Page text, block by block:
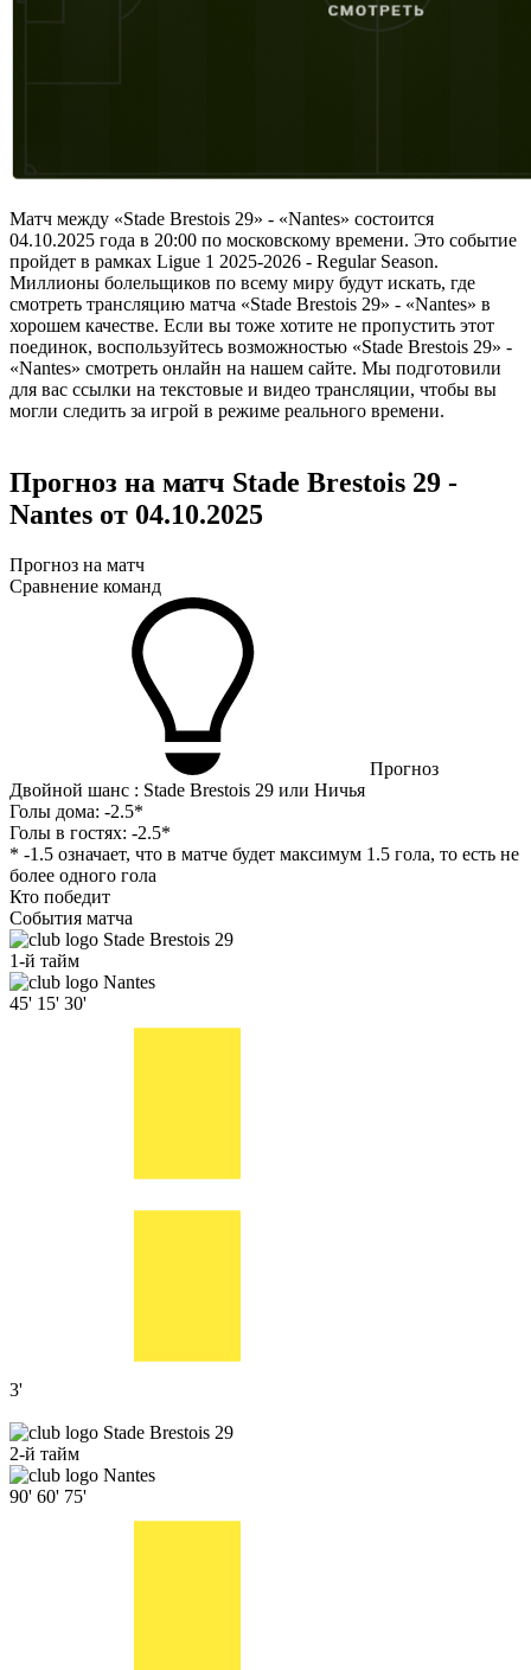
Матч между «Stade Brestois 29» - «Nantes» состоится
04.10.2025 года в 20:00 по московскому времени. Это событие
пройдет в рамках Ligue 1 2025-2026 - Regular Season.
Миллионы болельщиков по всему миру будут искать, где
смотреть трансляцию матча «Stade Brestois 29» - «Nantes» в
хорошем качестве. Если вы тоже хотите не пропустить этот
поединок, воспользуйтесь возможностью «Stade Brestois 29» -
«Nantes» смотреть онлайн на нашем сайте. Мы подготовили
для вас ссылки на текстовые и видео трансляции, чтобы вы
могли следить за игрой в режиме реального времени.
Прогноз на матч Stade Brestois 29 -
Nantes от 04.10.2025
Прогноз на матч
Сравнение команд
Прогноз
Двойной шанс : Stade Brestois 29 или Ничья
Голы дома: -2.5*
Голы в гостях: -2.5*
* -1.5 означает, что в матче будет максимум 1.5 гола, то есть не
более одного гола
Кто победит
События матча
Stade Brestois 29
1-й тайм
Nantes
45' 15' 30'
3'
Stade Brestois 29
2-й тайм
Nantes
90' 60' 75'